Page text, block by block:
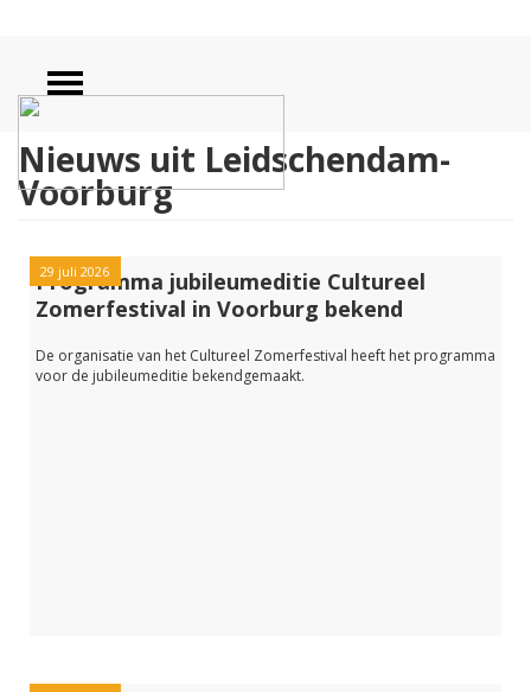
Nieuws uit Leidschendam-
Voorburg
29 juli 2026
Programma jubileumeditie Cultureel
Zomerfestival in Voorburg bekend
De organisatie van het Cultureel Zomerfestival heeft het programma
voor de jubileumeditie bekendgemaakt.